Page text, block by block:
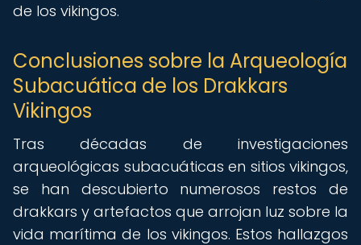
de los vikingos.
Conclusiones sobre la Arqueología
Subacuática de los Drakkars
Vikingos
Tras décadas de investigaciones
arqueológicas subacuáticas en sitios vikingos,
se han descubierto numerosos restos de
drakkars y artefactos que arrojan luz sobre la
vida marítima de los vikingos. Estos hallazgos